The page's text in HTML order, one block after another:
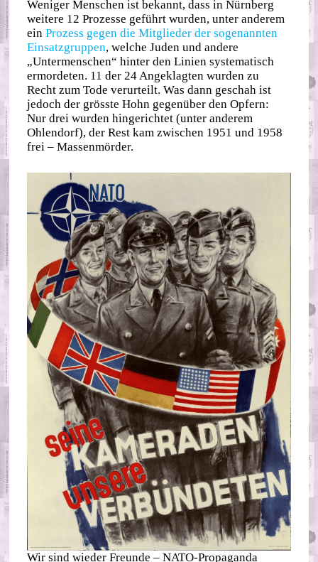
Weniger Menschen ist bekannt, dass in Nürnberg
weitere 12 Prozesse geführt wurden, unter anderem
einProzess gegen die Mitglieder der sogenannten
Einsatzgruppen, welche Juden und andere
„Untermenschen“ hinter den Linien systematisch
ermordeten. 11 der 24 Angeklagten wurden zu
Recht zum Tode verurteilt. Was dann geschah ist
jedoch der grösste Hohn gegenüber den Opfern:
Nur drei wurden hingerichtet (unter anderem
Ohlendorf), der Rest kam zwischen 1951 und 1958
frei – Massenmörder.
Wir sind wieder Freunde – NATO-Propaganda